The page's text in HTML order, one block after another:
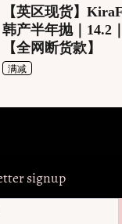
【英区现货】
韩产半年抛｜14.2
【全网断货款】
满减
signup